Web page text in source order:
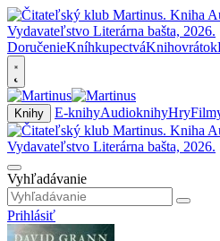
DoručenieKníhkupectváKnihovrátok
Knihy E-knihyAudioknihyHry
Vyhľadávanie
Prihlásiť